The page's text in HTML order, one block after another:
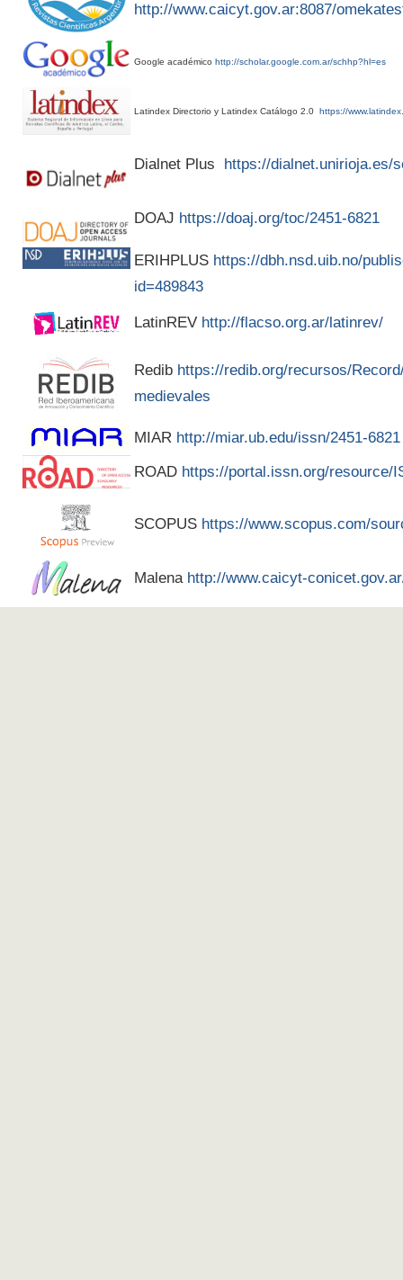
http://www.caicyt.gov.ar:8087/
Google académico http://scholar.google.com.ar/schhp?hl=es
Latindex Directorio y Latindex Catálogo 2.0 https://
Dialnet Plus https://dialnet.unirioja.es/
DOAJ https://doaj.org/toc/2451-6821
ERIHPLUS https://dbh.nsd.uib.no/
id=489843
LatinREV http://flacso.org.ar/latinrev/
Redib https://redib.org/recursos/
medievales
MIAR http://miar.ub.edu/issn/2451-6821
ROAD https://portal.issn.org/resource/
SCOPUS https://www.scopus.com/
Malena http://www.caicyt-